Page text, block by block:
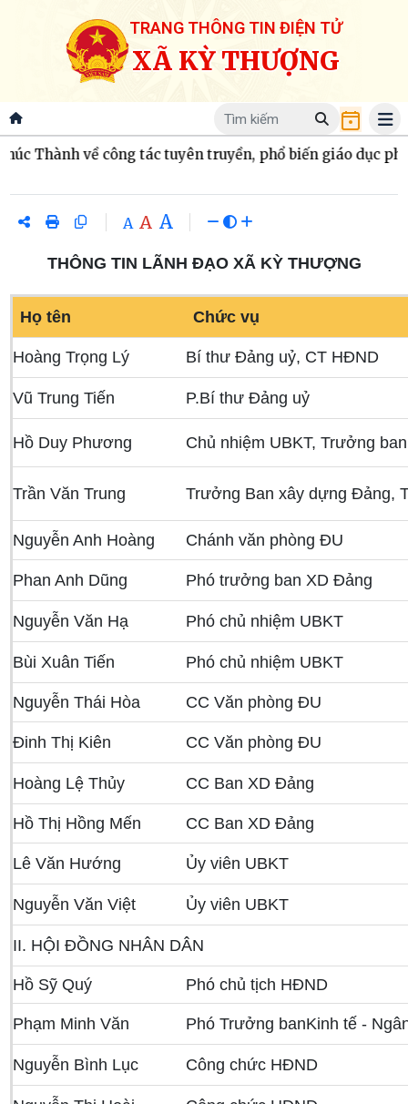
TRANG THÔNG TIN ĐIỆN TỬ
XÃ KỲ THƯỢNG
về công tác tuyên truyền, phổ biến giáo dục pháp
A A A
THÔNG TIN LÃNH ĐẠO XÃ KỲ THƯỢNG
Họ tên Chức vụ
Hoàng Trọng Lý Bí thư Đảng uỷ, CT HĐND
Vũ Trung Tiến P.Bí thư Đảng uỷ
Hồ Duy Phương Chủ nhiệm UBKT, Trưởng
Trần Văn Trung Trưởng Ban xây dựng Đảng,
Nguyễn Anh Hoàng Chánh văn phòng ĐU
Phan Anh Dũng Phó trưởng ban XD Đảng
Nguyễn Văn Hạ Phó chủ nhiệm UBKT
Bùi Xuân Tiến Phó chủ nhiệm UBKT
Nguyễn Thái Hòa CC Văn phòng ĐU
Đinh Thị Kiên CC Văn phòng ĐU
Hoàng Lệ Thủy CC Ban XD Đảng
Hồ Thị Hồng Mến CC Ban XD Đảng
Lê Văn Hướng Ủy viên UBKT
Nguyễn Văn Việt Ủy viên UBKT
II. HỘI ĐỒNG NHÂN DÂN
Hồ Sỹ Quý Phó chủ tịch HĐND
Phạm Minh Văn Phó Trưởng banKinh tế -
Nguyễn Bình Lục Công chức HĐND